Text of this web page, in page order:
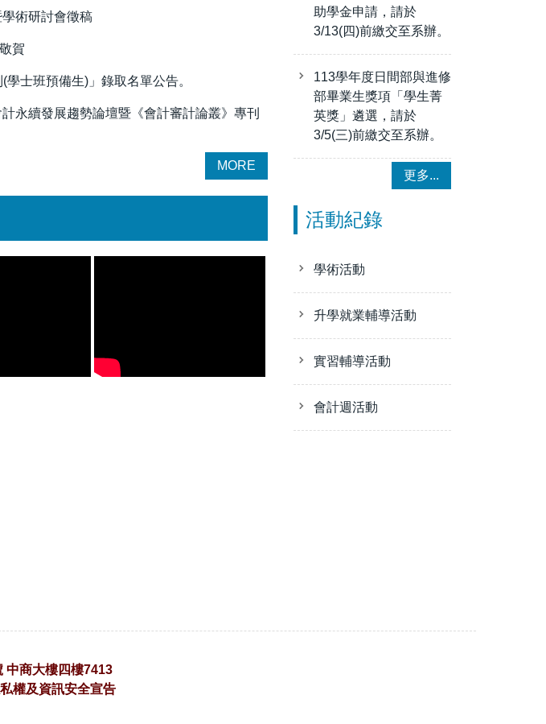
學術研討會徵稿
賀
士班預備生)」錄取名單公告。
永續發展趨勢論壇暨《會計審計論叢》專刊
MORE
助學金申請，請於
3/13(四)前繳交至系辦。
113學年度日間部與進修
部畢業生獎項「學生菁
英獎」遴選，請於
3/5(三)前繳交至系辦。
更多...
活動紀錄
學術活動
升學就業輔導活動
實習輔導活動
會計週活動
中商大樓四樓7413
權及資訊安全宣告